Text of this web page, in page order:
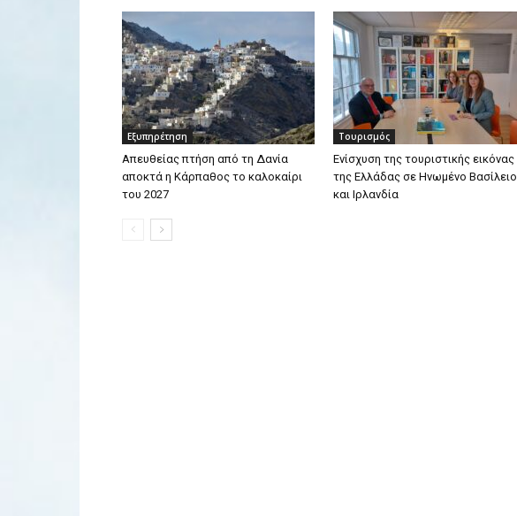
Εξυπηρέτηση
Απευθείας πτήση από τη Δανία
αποκτά η Κάρπαθος το καλοκαίρι
του 2027
Τουρισμός
Ενίσχυση της τουριστικής εικόνας
της Ελλάδας σε Ηνωμένο Βασίλειο
και Ιρλανδία